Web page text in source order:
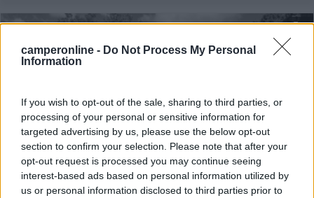
camperonline - Do Not Process My Personal
Information
If you wish to opt-out of the sale, sharing to third parties, or
processing of your personal or sensitive information for
targeted advertising by us, please use the below opt-out
section to confirm your selection. Please note that after your
opt-out request is processed you may continue seeing
interest-based ads based on personal information utilized by
us or personal information disclosed to third parties prior to
1